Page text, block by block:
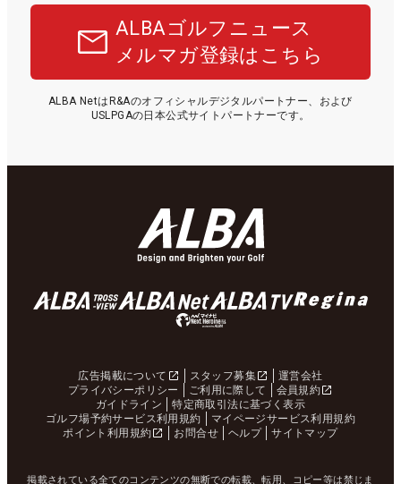
ALBAゴルフニュース
メルマガ登録はこちら
ALBA NetはR&Aのオフィシャルデジタルパートナー、および
USLPGAの日本公式サイトパートナーです。
広告掲載について スタッフ募集
運営会社
プライバシーポリシー
ご利用に際して
会員規約
ガイドライン
特定商取引法に基づく表示
ゴルフ場予約サービス利用規約
マイページサービス利用規約
ポイント利用規約
お問合せ ヘルプ サイトマップ
掲載されている全てのコンテンツの無断での転載、転用、コピー等は禁じま